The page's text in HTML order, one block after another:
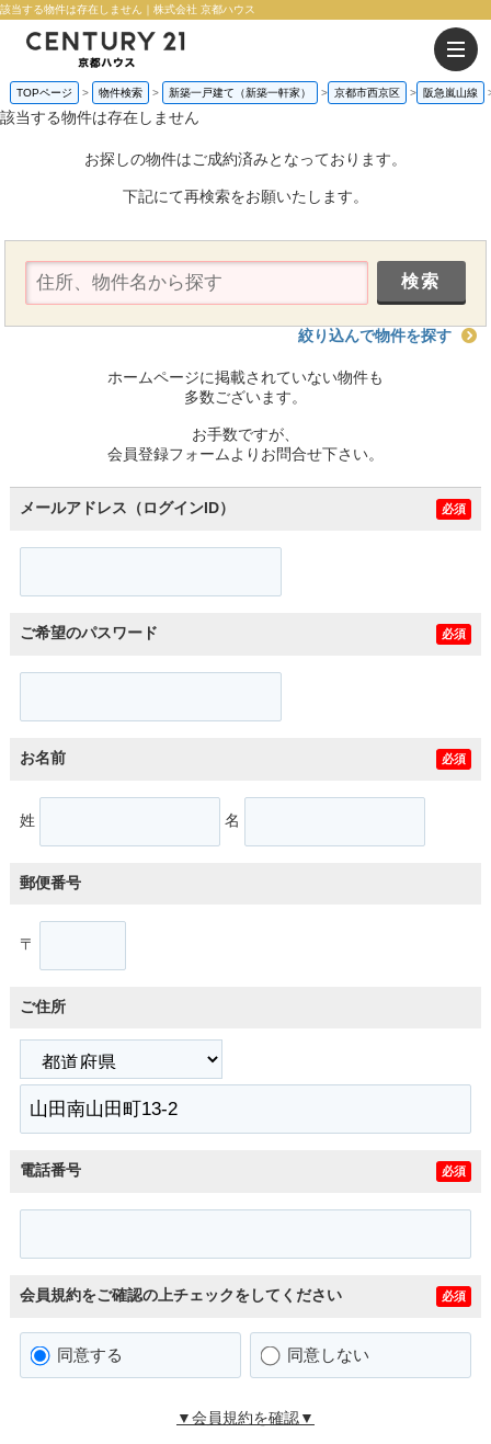
該当する物件は存在しません｜株式会社 京都ハウス
TOPページ 物件検索 新築一戸建て（新築一軒家） 京都市西京区 阪急嵐山線
該当する物件は存在しません
お探しの物件はご成約済みとなっております。
下記にて再検索をお願いたします。
絞り込んで物件を探す
ホームページに掲載されていない物件も
多数ございます。
お手数ですが、
会員登録フォームよりお問合せ下さい。
メールアドレス（ログインID） 必須
ご希望のパスワード 必須
お名前 必須
姓 名
郵便番号
〒
ご住所
電話番号 必須
会員規約をご確認の上チェックをしてください 必須
同意する 同意しない
▼会員規約を確認▼